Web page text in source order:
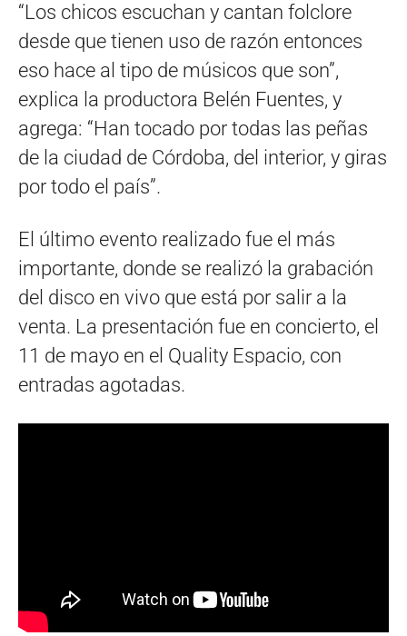
“Los chicos escuchan y cantan folclore
desde que tienen uso de razón entonces
eso hace al tipo de músicos que son”,
explica la productora Belén Fuentes, y
agrega: “Han tocado por todas las peñas
de la ciudad de Córdoba, del interior, y giras
por todo el país”.
El último evento realizado fue el más
importante, donde se realizó la grabación
del disco en vivo que está por salir a la
venta. La presentación fue en concierto, el
11 de mayo en el Quality Espacio, con
entradas agotadas.